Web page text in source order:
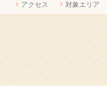
アクセス 対象エリア